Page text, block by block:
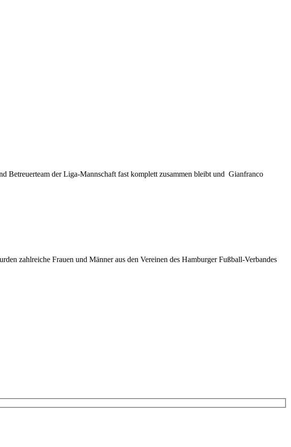
Betreuerteam der Liga-Mannschaft fast komplett zusammen bleibt und Gianfranco
zahlreiche Frauen und Männer aus den Vereinen des Hamburger Fußball-Verbandes